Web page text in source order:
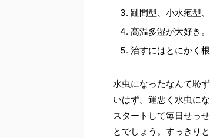
趾間型、小水疱型
高温多湿が大好き。
治すにはとにかく
水虫になったなんて恥
いはず。運悪く水虫に
スタートして毎日せっ
とでしょう。すっきり